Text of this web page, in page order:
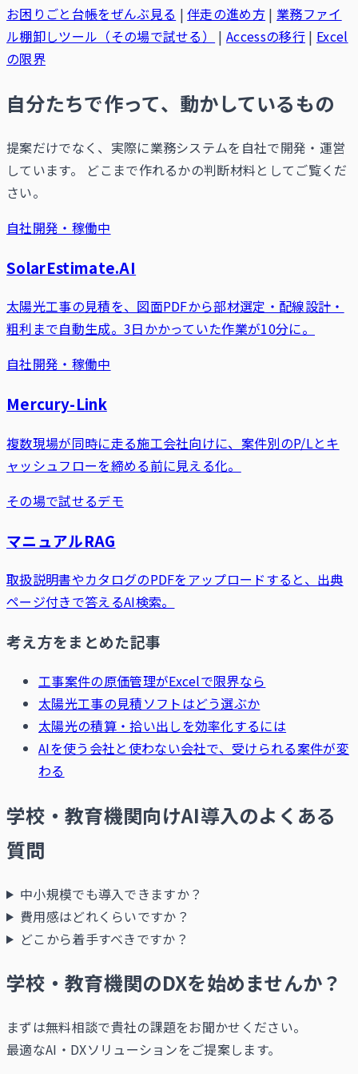
お困りごと台帳をぜんぶ見る | 伴走の進め方 | 業務ファイ
ル棚卸しツール（その場で試せる）
| Accessの移行 | Excel
の限界
自分たちで作って、動かしているもの
提案だけでなく、実際に業務システムを自社で開発・運営
しています。 どこまで作れるかの判断材料としてご覧くだ
さい。
自社開発・稼働中
SolarEstimate.AI
太陽光工事の見積を、図面PDFから部材選定・配線設計・
粗利まで自動生成。3日かかっていた作業が10分に。
自社開発・稼働中
Mercury-Link
複数現場が同時に走る施工会社向けに、案件別のP/Lとキ
ャッシュフローを締める前に見える化。
その場で試せるデモ
マニュアルRAG
取扱説明書やカタログのPDFをアップロードすると、出典
ページ付きで答えるAI検索。
考え方をまとめた記事
工事案件の原価管理がExcelで限界なら
太陽光工事の見積ソフトはどう選ぶか
太陽光の積算・拾い出しを効率化するには
AIを使う会社と使わない会社で、受けられる案件が変
わる
学校・教育機関向けAI導入のよくある
質問
中小規模でも導入できますか？
費用感はどれくらいですか？
どこから着手すべきですか？
学校・教育機関のDXを始めませんか？
まずは無料相談で貴社の課題をお聞かせください。
最適なAI・DXソリューションをご提案します。